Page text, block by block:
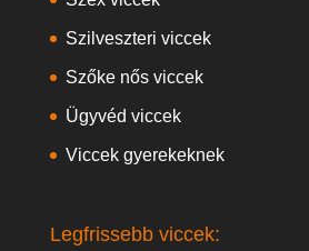
Szilveszteri viccek
Szőke nős viccek
Ügyvéd viccek
Viccek gyerekeknek
Legfrissebb viccek: